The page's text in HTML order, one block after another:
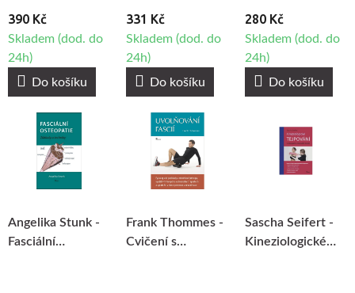
390 Kč
Skladem (dod. do
24h)
Do košíku
331 Kč
Skladem (dod. do
24h)
Do košíku
280 Kč
Skladem (dod. do
24h)
Do košíku
Angelika Stunk -
Fasciální
Frank Thommes -
Cvičení s
Sascha Seifert -
Kineziologické